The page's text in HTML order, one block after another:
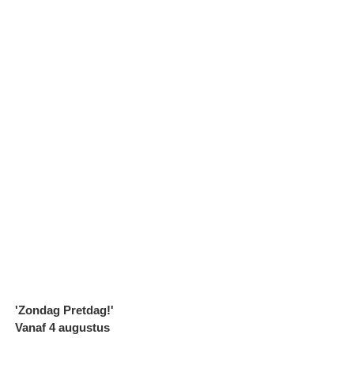
'Zondag Pretdag!'
Vanaf 4 augustus